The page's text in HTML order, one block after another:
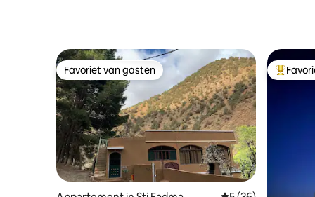
Favoriet van gasten
Favoriet van gasten